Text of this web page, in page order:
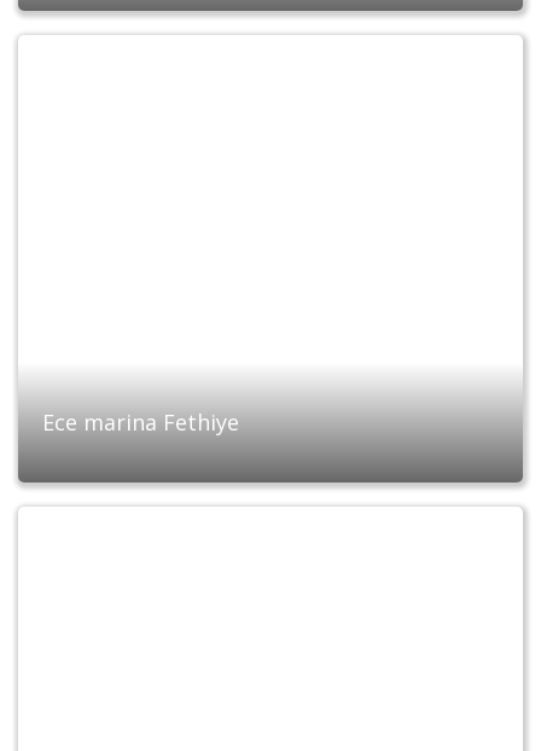
Ece marina Fethiye